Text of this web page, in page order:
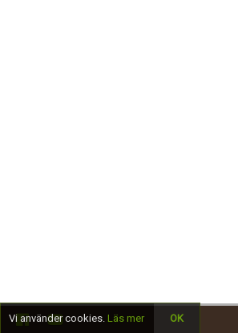
Vi använder cookies. Läs mer OK